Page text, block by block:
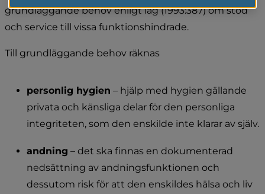
grundläggande behov enligt lag (1993:387) om stöd
och service till vissa funktionshindrade.
Till grundläggande behov räknas
personlig hygien – hjälp med hygien gällande
privata och känsliga delar för den personliga
integriteten, som den enskilde inte klarar av själv.
andning – det ska finnas en dokumenterad
nedsättning av andningsfunktionen och
dessutom risk för att den enskildes hälsa och liv